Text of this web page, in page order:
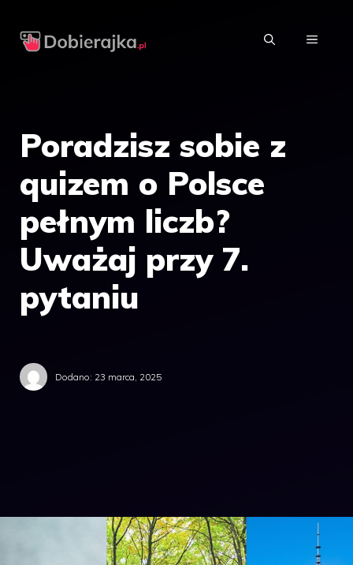
MENU
Poradzisz sobie z
quizem o Polsce
pełnym liczb?
Uważaj przy 7.
pytaniu
Dodano: 23 marca, 2025